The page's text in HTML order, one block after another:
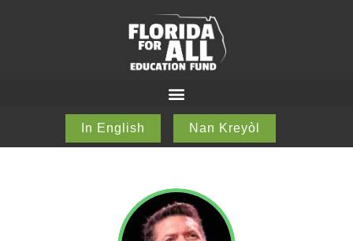
In English Nan Kreyòl